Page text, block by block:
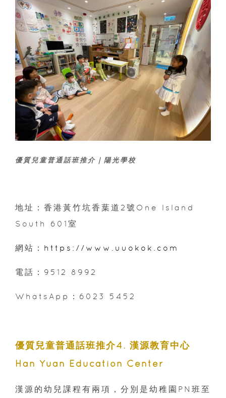
優質兒童普通話班推介｜陽光學校
地址：香港黃竹坑香葉道2號One lsland
South 601室
網站： https://www.uuokok.com
電話：9512 8992
WhatsApp：6023 5452
優質兒童普通話班推介4. 漢源教育中心
Han Yuan Education Center
漢源的幼兒課程有兩項，分別是幼稚園PN班至